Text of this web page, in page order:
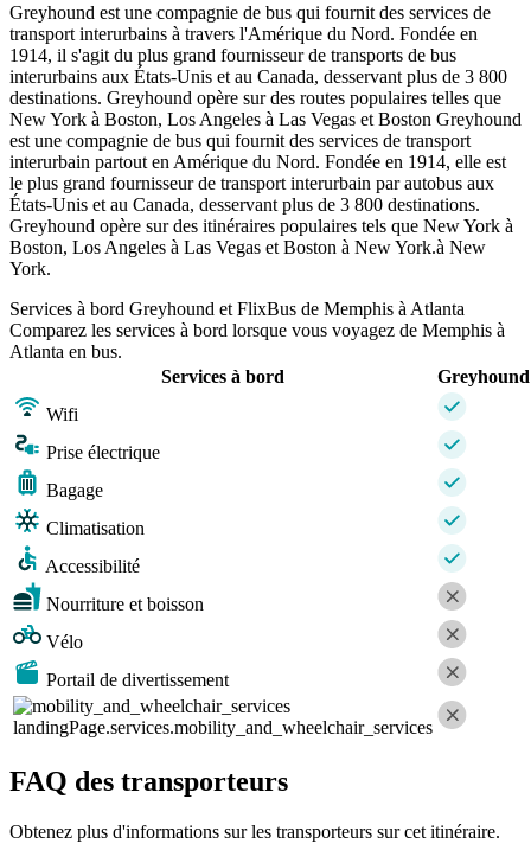
Greyhound est une compagnie de bus qui fournit des services de
transport interurbains à travers l'Amérique du Nord. Fondée en
1914, il s'agit du plus grand fournisseur de transports de bus
interurbains aux États-Unis et au Canada, desservant plus de 3 800
destinations. Greyhound opère sur des routes populaires telles que
New York à Boston, Los Angeles à Las Vegas et Boston Greyhound
est une compagnie de bus qui fournit des services de transport
interurbain partout en Amérique du Nord. Fondée en 1914, elle est
le plus grand fournisseur de transport interurbain par autobus aux
États-Unis et au Canada, desservant plus de 3 800 destinations.
Greyhound opère sur des itinéraires populaires tels que New York à
Boston, Los Angeles à Las Vegas et Boston à New York.à New
York.
Services à bord Greyhound et FlixBus de Memphis à Atlanta
Comparez les services à bord lorsque vous voyagez de Memphis à
Atlanta en bus.
Services à bord
Greyhound
Wifi
Prise électrique
Bagage
Climatisation
Accessibilité
Nourriture et boisson
Vélo
Portail de divertissement
landingPage.services.mobility_and_wheelchair_services
FAQ des transporteurs
Obtenez plus d'informations sur les transporteurs sur cet itinéraire.